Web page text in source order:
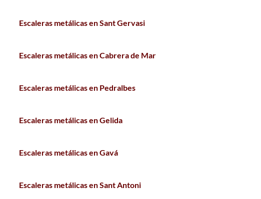
Escaleras metálicas en Sant Gervasi
Escaleras metálicas en Cabrera de Mar
Escaleras metálicas en Pedralbes
Escaleras metálicas en Gelida
Escaleras metálicas en Gavá
Escaleras metálicas en Sant Antoni